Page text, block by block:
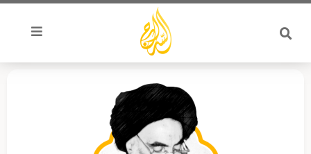
تخطي
المحتوى